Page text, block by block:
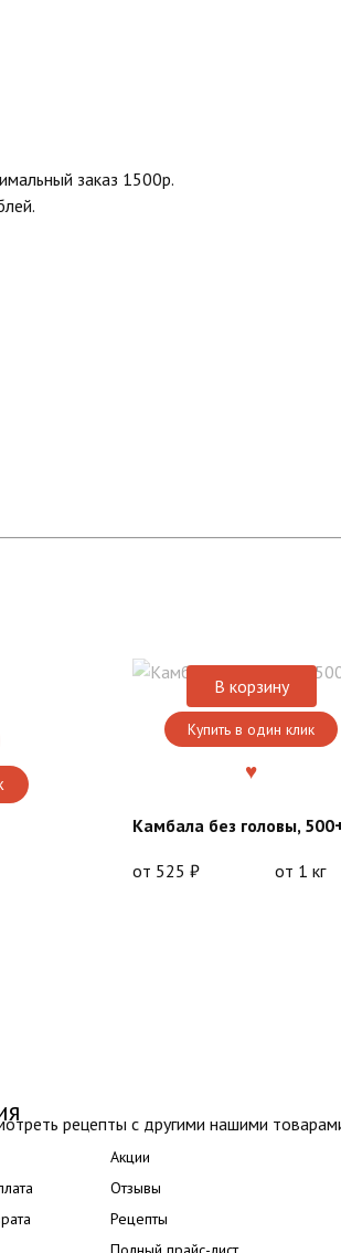
заказ 1500р.
В корзину
Купить в один клик
Камбала без головы,
от 525 ₽ от 1 кг
рецепты с другими нашими
Акции
Отзывы
Рецепты